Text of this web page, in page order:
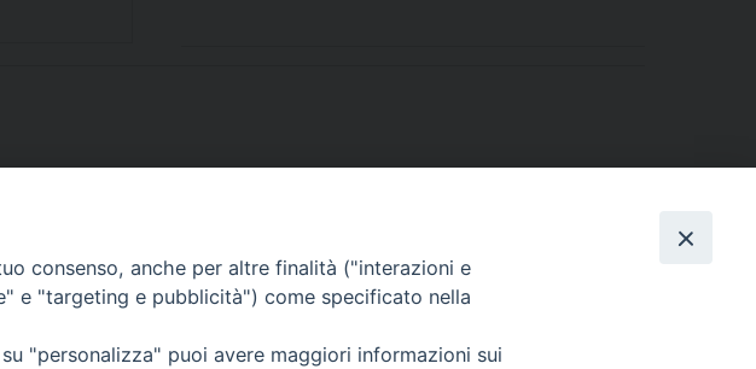
consenso, anche per altre finalità ("interazioni e
e "targeting e pubblicità") come specificato nella
"personalizza" puoi avere maggiori informazioni sui